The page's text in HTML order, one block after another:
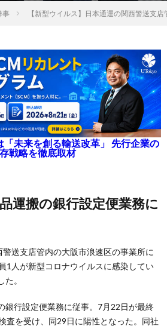
事 【新型ウイルス】日本通運の関西警送支
「未来を創る輸送改革」 先行企業の
戦略を徹底取材
送支店管内の大阪市浪速区の事業所に
1人が新型コロナウイルスに感染してい
。
銀行設定便業務に従事。7月22日が最終
査を受け、同29日に陽性となった。同社